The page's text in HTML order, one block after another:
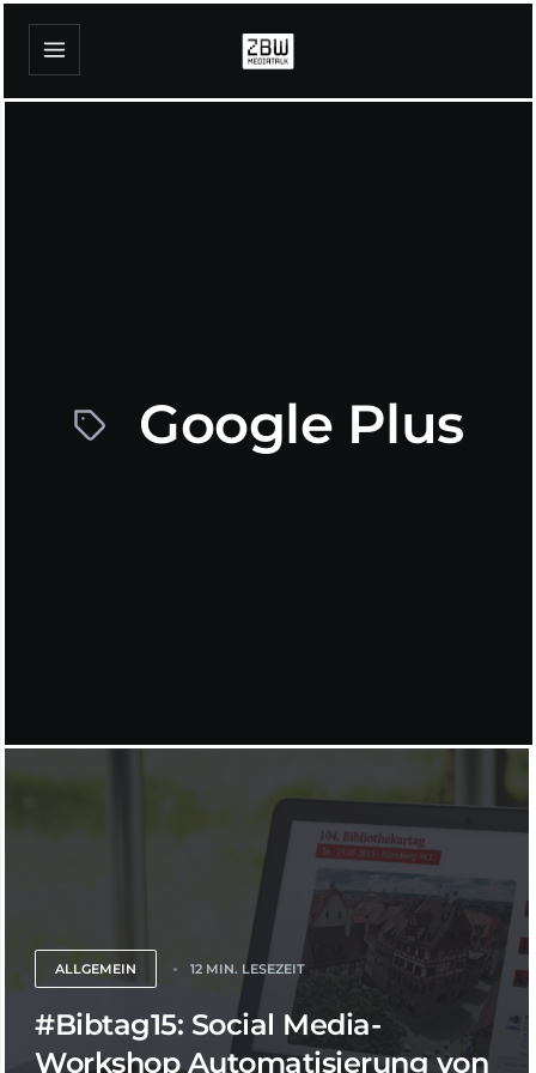
Google Plus
ALLGEMEIN 12 MIN. LESEZEIT
#Bibtag15: Social Media-
Workshop Automatisierung von